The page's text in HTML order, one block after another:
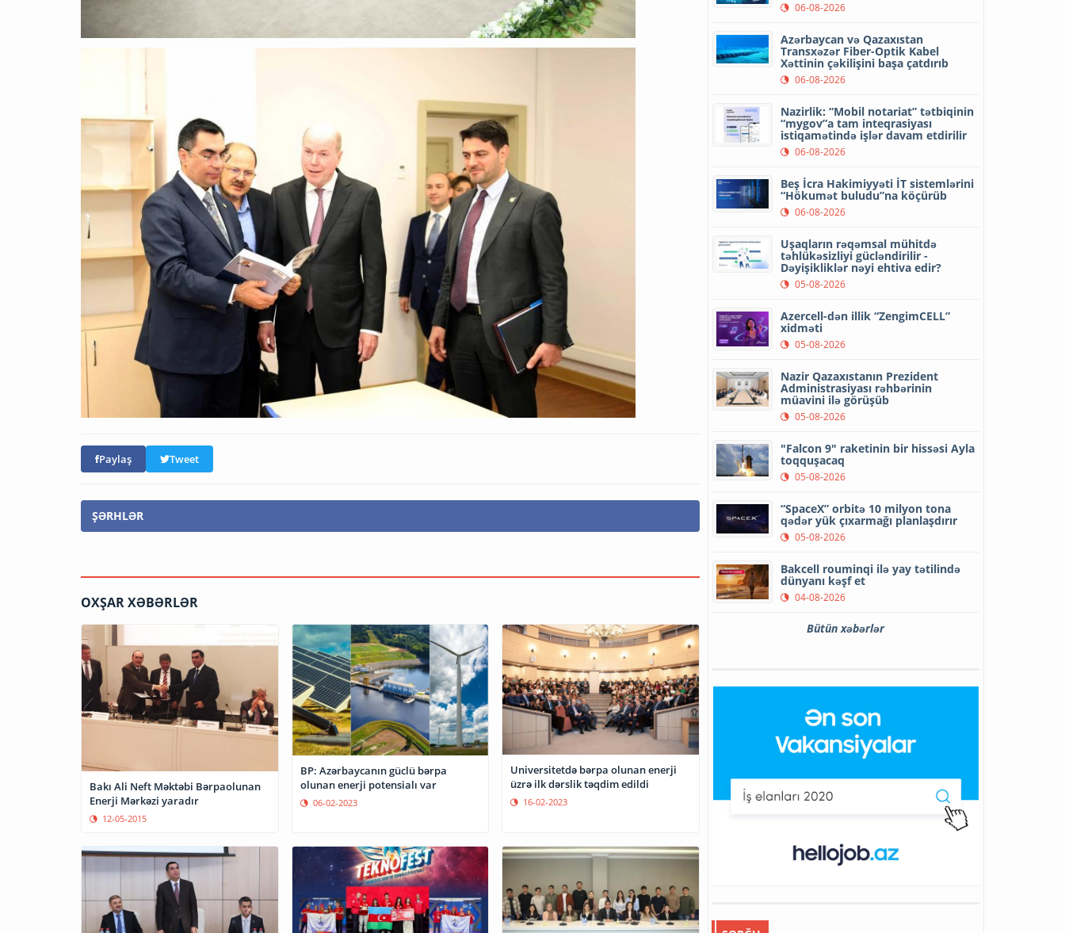
Paylaş Tweet
ŞƏRHLƏR
OXŞAR XƏBƏRLƏR
Bakı Ali Neft Məktəbi Bərpaolunan
Enerji Mərkəzi yaradır
12-05-2015
BP: Azərbaycanın güclü bərpa
olunan enerji potensialı var
06-02-2023
Universitetdə bərpa olunan enerji
üzrə ilk dərslik təqdim edildi
16-02-2023
06-08-2026
Azərbaycan və Qazaxıstan
Transxəzər Fiber-Optik Kabel
Xəttinin çəkilişini başa çatdırıb
06-08-2026
Nazirlik: “Mobil notariat” tətbiqinin
“mygov”a tam inteqrasiyası
istiqamətində işlər davam etdirilir
06-08-2026
Beş İcra Hakimiyyəti İT sistemlərini
“Hökumət buludu”na köçürüb
06-08-2026
Uşaqların rəqəmsal mühitdə
təhlükəsizliyi gücləndirilir -
Dəyişikliklər nəyi ehtiva edir?
05-08-2026
Azercell-dən illik “ZengimCELL”
xidməti
05-08-2026
Nazir Qazaxıstanın Prezident
Administrasiyası rəhbərinin
müavini ilə görüşüb
05-08-2026
"Falcon 9" raketinin bir hissəsi Ayla
toqquşacaq
05-08-2026
“SpaceX” orbitə 10 milyon tona
qədər yük çıxarmağı planlaşdırır
05-08-2026
Bakcell rouminqi ilə yay tətilində
dünyanı kəşf et
04-08-2026
Bütün xəbərlər